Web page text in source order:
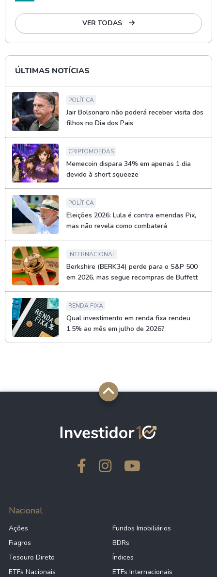
VER TODAS
ÚLTIMAS NOTÍCIAS
POLÍTICA
Jair Bolsonaro não poderá receber visita dos
filhos no Dia dos Pais
CRIPTOMOEDAS
Memecoin dispara 34% em apenas 1 dia
devido à short squeeze
POLÍTICA
Eleições 2026: Lula é contra emendas Pix,
mas não revela como combaterá
INTERNACIONAL
Berkshire (BERK34) perde para o S&P 500
em 2026, mas segue recompras de Buffett
RENDA FIXA
Qual investimento em renda fixa rendeu
1,5% ao mês em julho de 2026?
Nacional
Ações
Fundos Imobiliários
Fiagros
BDRs
Tesouro Direto
Índices
ETFs Nacionais
ETFs Internacionais